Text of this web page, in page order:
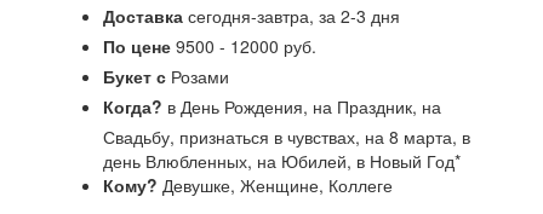
Доставка сегодня-завтра, за 2-3 дня
По цене 9500 - 12000 руб.
Букет с Розами
Когда? в День Рождения, на Праздник, на
Свадьбу, признаться в чувствах, на 8 марта, в
день Влюбленных, на Юбилей, в Новый Год*
Кому? Девушке, Женщине, Коллеге